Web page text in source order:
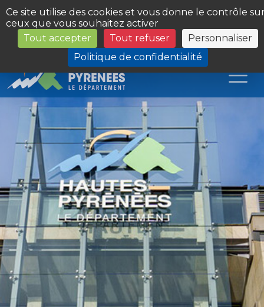
Panneau de gestion des cookies
Ce site utilise des cookies et vous donne le contrôle
ceux que vous souhaitez activer
Tout accepter
Tout refuser
Personnaliser
Politique de confidentialité
Les Sites du Département